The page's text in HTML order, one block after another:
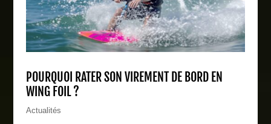
POURQUOI RATER SON VIREMENT DE BORD EN
WING FOIL ?
Actualités